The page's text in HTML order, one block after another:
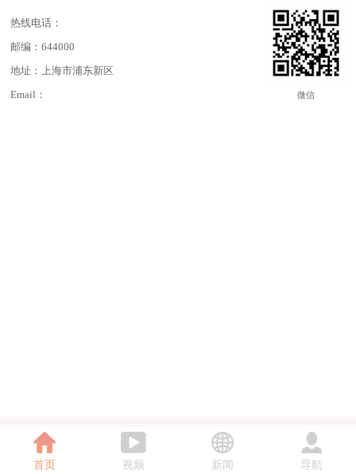
热线电话：
邮编：644000
地址：上海市浦东新区
Email： 微信
首页 视频 新闻 导航